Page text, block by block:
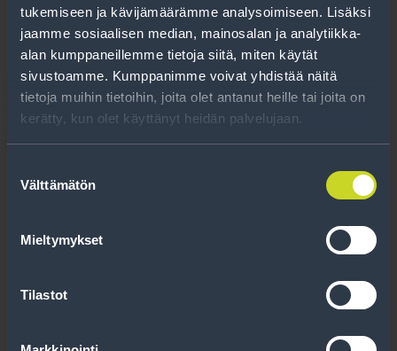
tukemiseen ja kävijämäärämme analysoimiseen. Lisäksi
jaamme sosiaalisen median, mainosalan ja analytiikka-
alan kumppaneillemme tietoja siitä, miten käytät
sivustoamme. Kumppanimme voivat yhdistää näitä
tietoja muihin tietoihin, joita olet antanut heille tai joita on
kerätty, kun olet käyttänyt heidän palvelujaan.
valinta
Välttämätön
Mieltymykset
Tilastot